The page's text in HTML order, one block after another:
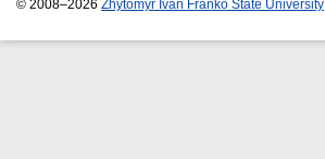
© 2008–2026 Zhytomyr Ivan Franko State University